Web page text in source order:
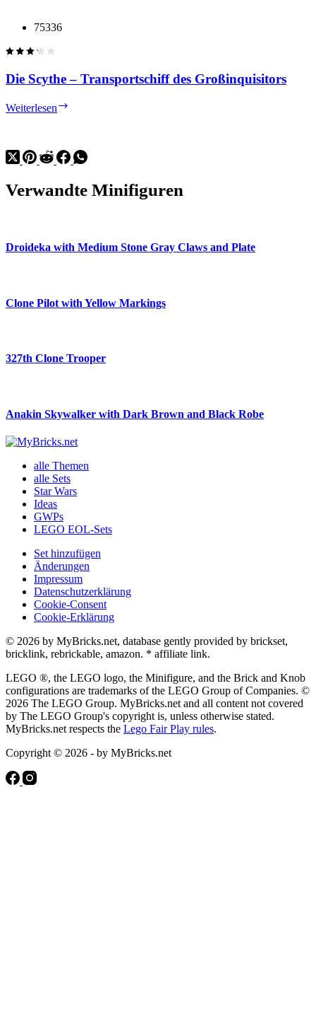
75336
Die Scythe – Transportschiff des Großinquisitors
Weiterlesen
des
Großinquisitors
Verwandte Minifiguren
Droideka with Medium Stone Gray Claws and Plate
Clone Pilot with Yellow Markings
327th Clone Trooper
Anakin Skywalker with Dark Brown and Black Robe
alle Themen
alle Sets
Star Wars
Ideas
GWPs
LEGO EOL-Sets
Set hinzufügen
Änderungen
Impressum
Datenschutzerklärung
Cookie-Consent
Cookie-Erklärung
© 2026 by MyBricks.net, database gently provided by brickset,
bricklink, rebrickable, amazon. * affiliate link.
LEGO ®, the LEGO logo, the Minifigure, and the Brick and Knob
configurations are trademarks of the LEGO Group of Companies. ©
2026 The LEGO Group. MyBricks.net and all content not covered
by The LEGO Group's copyright is, unless otherwise stated.
MyBricks.net respects the Lego Fair Play rules.
Copyright © 2026 - by MyBricks.net